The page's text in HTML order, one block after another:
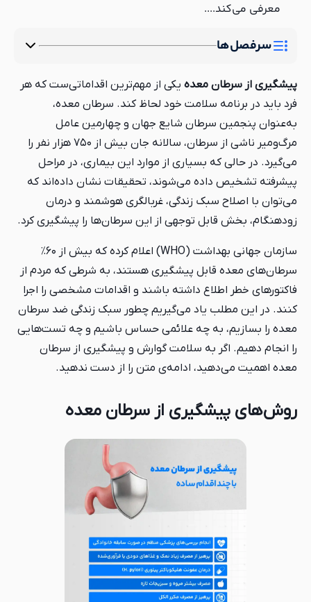
معرفی می‌کند....
سرفصل‌ها
پیشگیری از سرطان معده یکی از مهم‌ترین اقداماتی‌ست که هر
فرد باید در برنامه سلامت خود لحاظ کند. سرطان معده،
به‌عنوان پنجمین سرطان شایع جهان و چهارمین عامل
مرگ‌ومیر ناشی از سرطان، سالانه جان بیش از ۷۵۰ هزار نفر را
می‌گیرد. در حالی که بسیاری از موارد این بیماری، در مراحل
پیشرفته تشخیص داده می‌شوند، تحقیقات نشان داده‌اند که
می‌توان با اصلاح سبک زندگی، غربالگری هوشمند و درمان
زودهنگام، بخش قابل توجهی از این سرطان‌ها را پیشگیری کرد.
سازمان جهانی بهداشت (WHO) اعلام کرده که بیش از ۶۰٪
سرطان‌های معده قابل پیشگیری هستند، به شرطی که مردم از
فاکتورهای خطر اطلاع داشته باشند و اقدامات مشخصی را اجرا
کنند. در این مطلب یاد می‌گیریم چطور سبک زندگی ضد سرطان
معده را بسازیم، به چه علائمی حساس باشیم و چه تست‌هایی
را انجام دهیم. اگر به سلامت گوارش و پیشگیری از سرطان
معده اهمیت می‌دهید، ادامه‌ی متن را از دست ندهید.
روش‌های پیشگیری از سرطان معده